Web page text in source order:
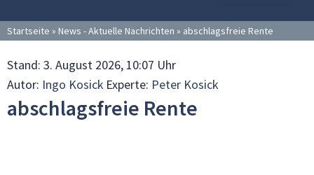
Startseite » News - Aktuelle Nachrichten » abschlagsfreie Rente
Stand: 3. August 2026, 10:07 Uhr
Autor: Ingo Kosick Experte: Peter Kosick
abschlagsfreie Rente